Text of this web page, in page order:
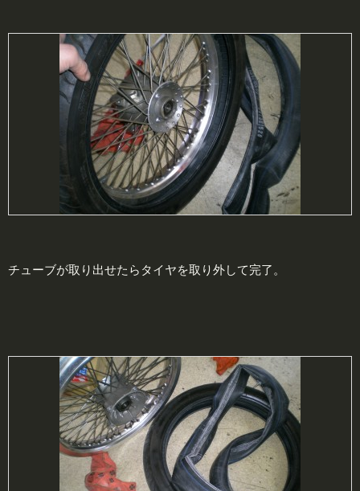
チューブが取り出せたらタイヤを取り外して完了。